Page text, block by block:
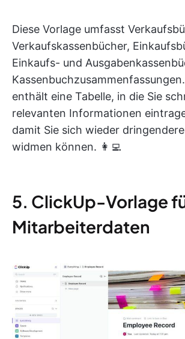
Diese Vorlage umfasst
Verkaufskassenbücher,
Einkaufs- und
enthält eine Tabelle, in die Sie
relevanten Informationen
damit Sie sich wieder
widmen können. 👩‍💻
5. ClickUp-Vorlage
Mitarbeiterdaten